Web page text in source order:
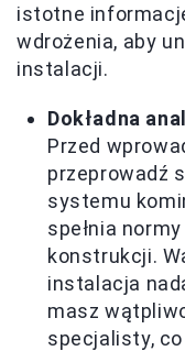
istotne
wdrożenia, aby
instalacji.
Dokładna
Przed
przeprowadź
systemu
spełnia
konstrukcji.
instalacja
masz
specjalisty,